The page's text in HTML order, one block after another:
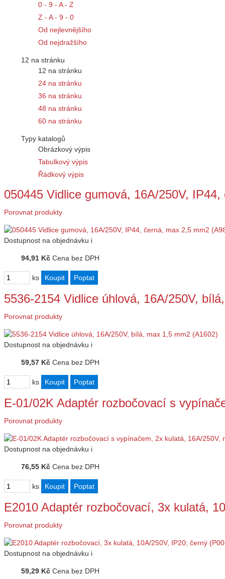
0 - 9 - A - Z
Z - A - 9 - 0
Od nejlevnějšího
Od nejdražšího
12 na stránku
12 na stránku
24 na stránku
36 na stránku
48 na stránku
60 na stránku
Typy katalogů
Obrázkový výpis
Tabulkový výpis
Řádkový výpis
050445 Vidlice gumová, 16A/250V,
Porovnat produkty
Dostupnost na objednávku i
94,91 Kč Cena bez DPH
ks
5536-2154 Vidlice úhlová, 16A/250V,
Porovnat produkty
Dostupnost na objednávku i
59,57 Kč Cena bez DPH
ks
E-01/02K Adaptér rozbočovací s
Porovnat produkty
Dostupnost na objednávku i
76,55 Kč Cena bez DPH
ks
E2010 Adaptér rozbočovací, 3x kulatá,
Porovnat produkty
Dostupnost na objednávku i
59,29 Kč Cena bez DPH